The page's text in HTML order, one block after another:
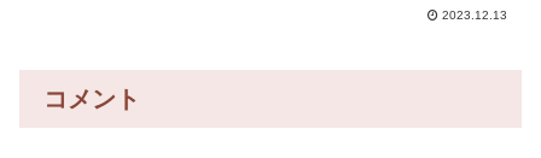
ます。それは「私が今、開業準備に集中
2023.12.13
コメント